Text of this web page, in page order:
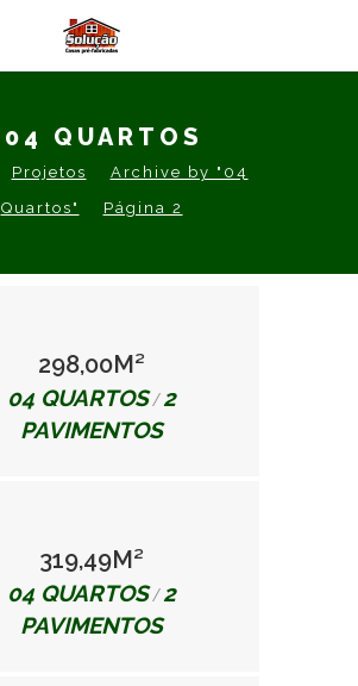
04 QUARTOS
Projetos
Archive by "04
Quartos"
Página 2
298,00M²
04 QUARTOS/2
PAVIMENTOS
319,49M²
04 QUARTOS/2
PAVIMENTOS